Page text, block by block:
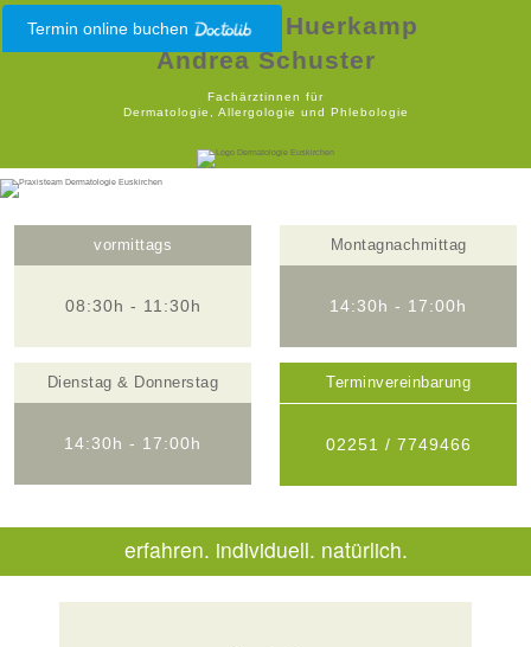
Dr. Christina Huerkamp
Andrea Schuster
Fachärztinnen für
Dermatologie, Allergologie und Phlebologie
Termin online buchen
vormittags
08:30h - 11:30h
Montagnachmittag
14:30h - 17:00h
Dienstag & Donnerstag
14:30h - 17:00h
Terminvereinbarung
02251 / 7749466
erfahren. individuell. natürlich.